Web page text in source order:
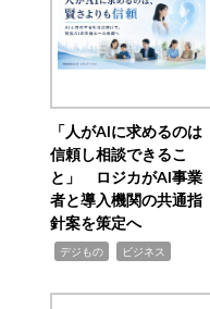
「人がAIに求めるのは
信頼し相談できるこ
と」 ロジカがAI事業
者と導入機関の共通指
針案を策定へ
デジもの ビジネス